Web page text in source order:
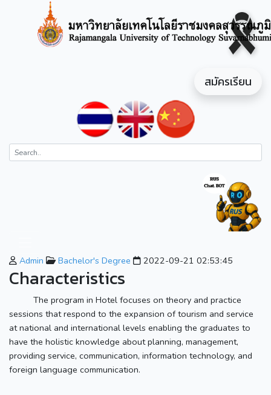
สมัครเรียน
Admin Bachelor's Degree 2022-09-21 02:53:45
Characteristics
The program in Hotel focuses on theory and practice
sessions that respond to the expansion of tourism and service
at national and international levels enabling the graduates to
have the holistic knowledge about planning, management,
providing service, communication, information technology, and
foreign language communication.